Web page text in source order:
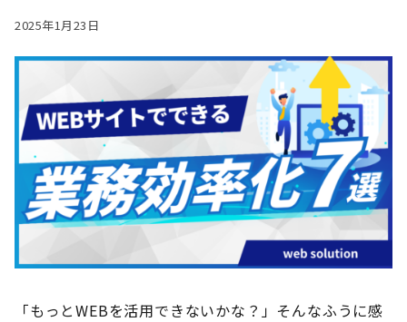
2025年1月23日
「もっとWEBを活用できないかな？」そんなふうに感